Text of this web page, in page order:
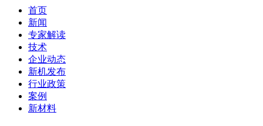
首页
新闻
专家解读
技术
企业动态
新机发布
行业政策
案例
新材料